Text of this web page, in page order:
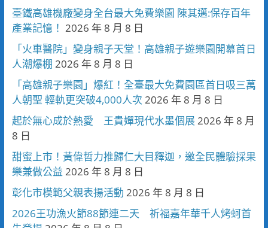
臺鐵高雄機廠變身全台最大免費樂園 陳其邁:保存百年
產業記憶！ 2026 年 8 月 8 日
「火車醫院」變身親子天堂！高雄親子遊樂園開幕首日
人潮爆棚 2026 年 8 月 8 日
「高雄親子樂園」爆紅！全臺最大免費園區首日吸三萬
人朝聖 輕軌更突破4,000人次 2026 年 8 月 8 日
起於無心成於熱愛 王貴嬋現代水墨個展2026 年 8 月
8 日
甜蜜上市！黃偉哲力推歸仁大目釋迦，邀全民體驗採果
樂兼做公益 2026 年 8 月 8 日
彰化市模範父親表揚活動 2026 年 8 月 8 日
2026王功漁火節88節連二天 祈福嘉年華千人烤蚵首